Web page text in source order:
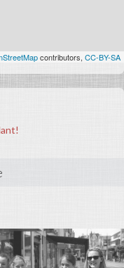
contributors, CC-BY-SA